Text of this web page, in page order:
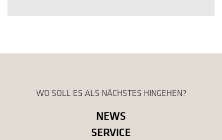
WO SOLL ES ALS NÄCHSTES HINGEHEN?
NEWS
SERVICE